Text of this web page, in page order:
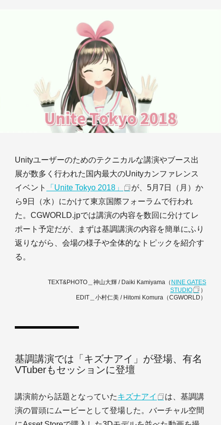
Unityユーザーのためのテクニカルな講演やブース出
展が数多く行われた国内最大のUnityカンファレンス
イベント
「Unite Tokyo 2018」
が、5月7日（月）か
ら9日（水）にかけて東京国際フォーラムで行われ
た。CGWORLD.jpでは講演の内容を数回に分けてレ
ポート予定だが、まずは基調講演の内容を簡単にふり
返りながら、会場の様子や全体的なトピックを紹介す
る。
TEXT&PHOTO＿神山大輝 / Daiki Kamiyama（ NINE GATES
STUDIO
）
EDIT＿小村仁美 / Hitomi Komura（CGWORLD）
基調講演では「キズナアイ」が登場、有名
VTuberもセッションに登壇
講演前から話題となっていたキズナアイ
は、基調講
演の冒頭にムービーとして登場した。バーチャル空間